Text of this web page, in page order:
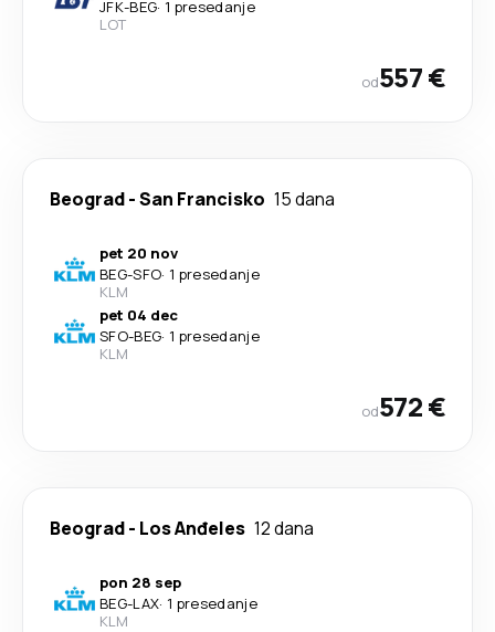
JFK-BEG· 1 presedanje
LOT
od557 €
Beograd-San Francisko 15 dana
pet 20 nov
BEG-SFO· 1 presedanje
KLM
pet 04 dec
SFO-BEG· 1 presedanje
KLM
od572 €
Beograd- Los Anđeles 12 dana
pon 28 sep
BEG-LAX· 1 presedanje
KLM